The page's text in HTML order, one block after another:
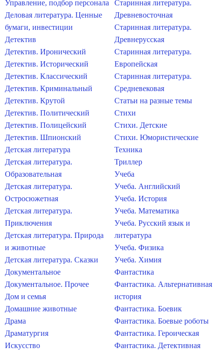
Управление, подбор персонала
Деловая литература. Ценные
бумаги, инвестиции
Детектив
Детектив. Иронический
Детектив. Исторический
Детектив. Классический
Детектив. Криминальный
Детектив. Крутой
Детектив. Политический
Детектив. Полицейский
Детектив. Шпионский
Детская литература
Детская литература.
Образовательная
Детская литература.
Остросюжетная
Детская литература.
Приключения
Детская литература. Природа
и животные
Детская литература. Сказки
Документальное
Документальное. Прочее
Дом и семья
Домашние животные
Драма
Драматургия
Искусство
Старинная литература.
Древневосточная
Старинная литература.
Древнерусская
Старинная литература.
Европейская
Старинная литература.
Средневековая
Статьи на разные темы
Стихи
Стихи. Детские
Стихи. Юмористические
Техника
Триллер
Учеба
Учеба. Английский
Учеба. История
Учеба. Математика
Учеба. Русский язык и
литература
Учеба. Физика
Учеба. Химия
Фантастика
Фантастика. Альтернативная
история
Фантастика. Боевик
Фантастика. Боевые роботы
Фантастика. Героическая
Фантастика. Детективная